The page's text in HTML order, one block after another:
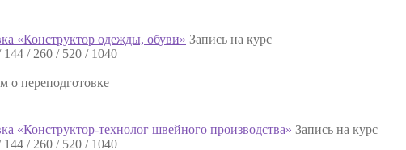
«Конструктор одежды, обуви» Запись на курс
144 / 260 / 520 / 1040
о переподготовке
«Конструктор-технолог швейного производства» Запись на курс
144 / 260 / 520 / 1040